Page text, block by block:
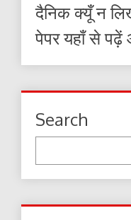
दैनिक क्यूँ न
पेपर यहाँ से
Search